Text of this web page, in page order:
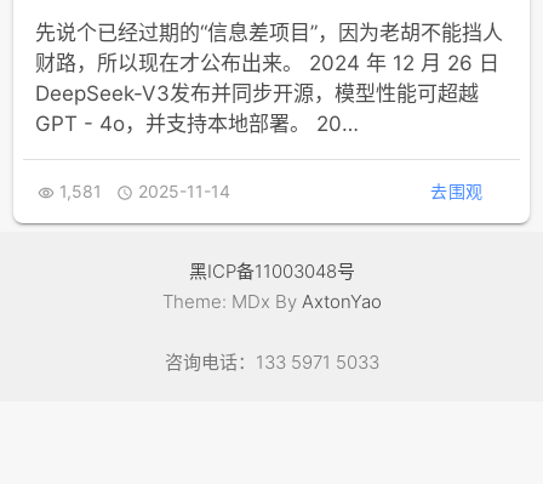
先说个已经过期的“信息差项目”，因为老胡不能挡人
财路，所以现在才公布出来。 2024 年 12 月 26 日
DeepSeek-V3发布并同步开源，模型性能可超越
GPT - 4o，并支持本地部署。 20…
 1,581  2025-11-14 去围观
黑ICP备11003048号
Theme: MDx By AxtonYao
咨询电话：133 5971 5033